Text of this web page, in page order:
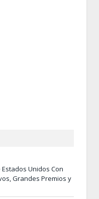
Unidos Con
Grandes Premios y